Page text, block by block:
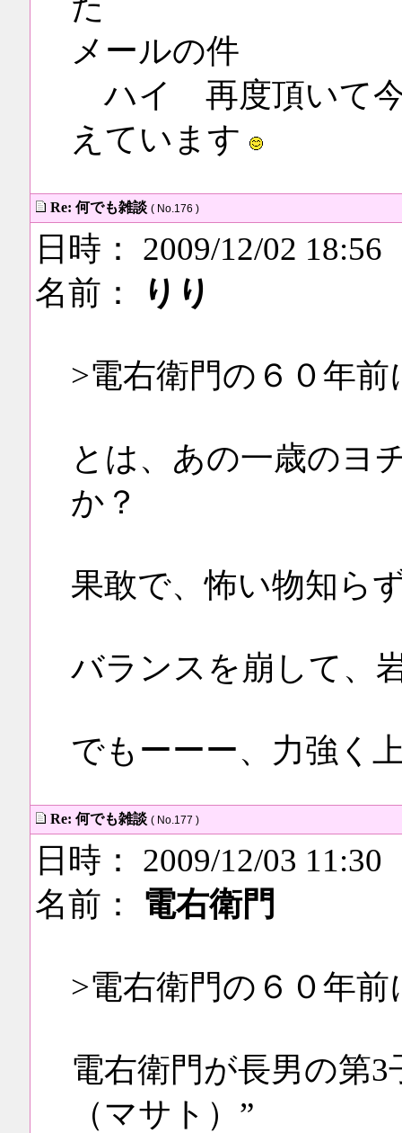
メールの件
ハイ 再度頂いて今
えています
Re: 何でも雑談 ( No.176 )
日時： 2009/12/02 18:56
名前：
りり
>電右衛門の６０年
とは、あの一歳のヨ
か？
果敢で、怖い物知ら
バランスを崩して、
でもーーー、力強く
Re: 何でも雑談 ( No.177 )
日時： 2009/12/03 11:30
名前： 電右衛門
>電右衛門の６０年
電右衛門が長男の第3
（マサト）”